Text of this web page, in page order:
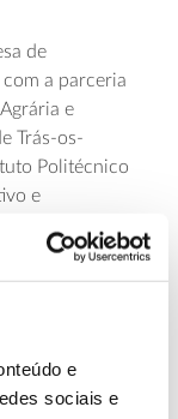
e
sociais e
de
a parceria
e
Trás-os-
Politécnico
e
o objetivo de
do
entre
pode ser
dos 100